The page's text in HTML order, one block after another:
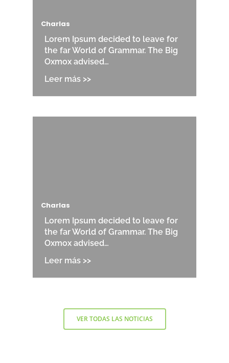
Charlas
Lorem Ipsum decided to leave for
the far World of Grammar. The Big
Oxmox advised…
Charlas
Lorem Ipsum decided to leave for
the far World of Grammar. The Big
Oxmox advised…
VER TODAS LAS NOTICIAS